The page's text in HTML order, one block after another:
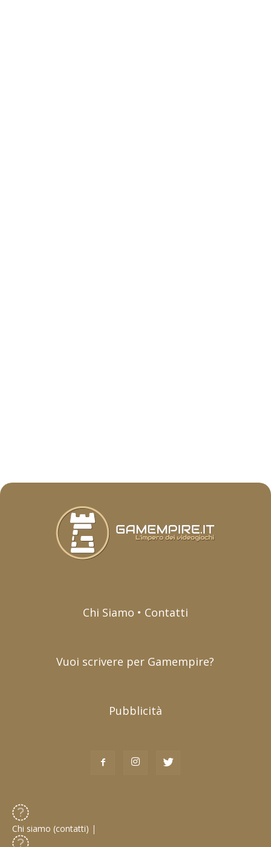
Chi Siamo • Contatti
Vuoi scrivere per Gamempire?
Pubblicità
Chi siamo (contatti) |